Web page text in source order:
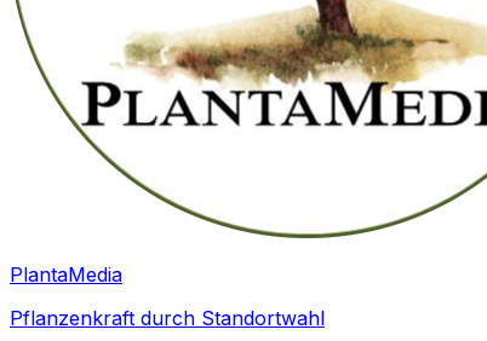
PlantaMedia
Pflanzenkraft durch Standortwahl